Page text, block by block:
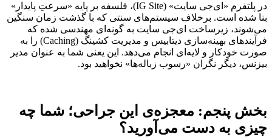
در پلتفرم «ای‌جی سایت» (IG Site)، فلسفه بر پایه «سرعتِ پایدار»
بنا شده است. برخلاف سیستم‌های سنتی که با گذشت زمان سنگین
می‌شوند، زیرساخت ای‌جی سایت به گونه‌ای مهندسی شده که
فرآیندهای بهینه‌سازی دیتابیس و مدیریت کشینگ (Caching) را به
صورت خودکار و لایه‌ای انجام می‌دهد. این یعنی شما به عنوان مدیر
بیزنس، دیگر نگران «رسوب زباله‌ها» نخواهید بود.
بخش پنجم: معجزه‌ی این جراحی؛ شما چه
چیزی به دست می‌آورید؟